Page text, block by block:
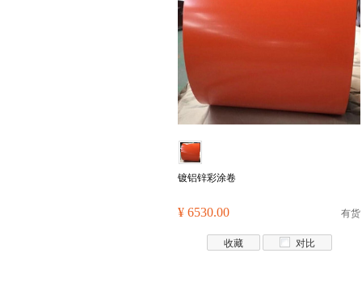
镀铝锌彩涂卷
¥ 6530.00 有货
收藏 对比